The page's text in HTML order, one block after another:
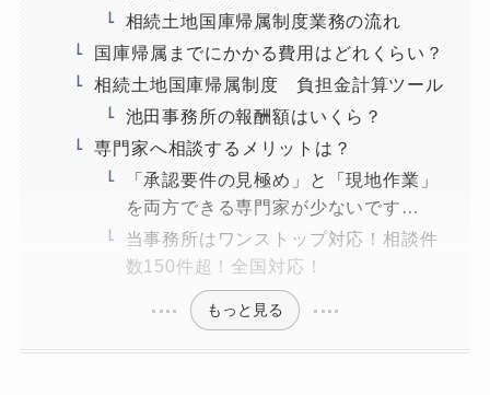
相続土地国庫帰属制度業務の流れ
国庫帰属までにかかる費用はどれくらい？
相続土地国庫帰属制度 負担金計算ツール
池田事務所の報酬額はいくら？
専門家へ相談するメリットは？
「承認要件の見極め」と「現地作業」
を両方できる専門家が少ないです…
当事務所はワンストップ対応！相談件
数150件超！全国対応！
もっと見る